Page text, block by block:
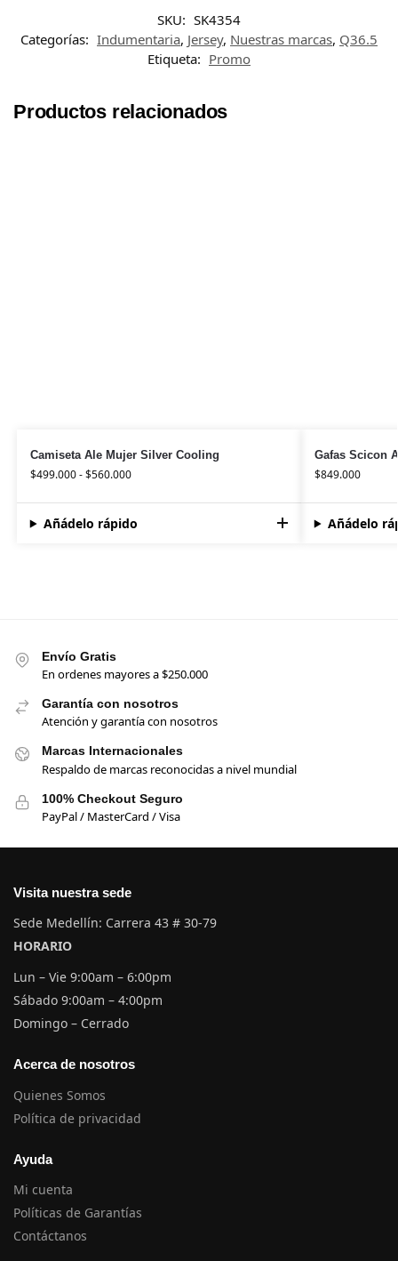
SKU: SK4354
Categorías: Indumentaria, Jersey, Nuestras marcas, Q36.5
Etiqueta: Promo
Productos relacionados
Camiseta Ale Mujer Silver Cooling
$499.000-$560.000
Añádelo rápido
Gafas Scicon
$849.000
Añádelo
Envío Gratis
En ordenes mayores a $250.000
Garantía con nosotros
Atención y garantía con nosotros
Marcas Internacionales
Respaldo de marcas reconocidas a nivel mundial
100% Checkout Seguro
PayPal / MasterCard / Visa
Visita nuestra sede
Sede Medellín: Carrera 43 # 30-79
HORARIO
Lun – Vie 9:00am – 6:00pm
Sábado 9:00am – 4:00pm
Domingo – Cerrado
Acerca de nosotros
Quienes Somos
Política de privacidad
Ayuda
Mi cuenta
Políticas de Garantías
Contáctanos